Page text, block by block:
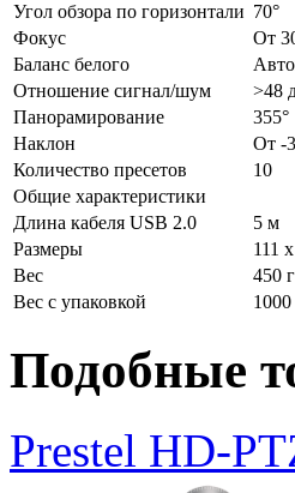
Угол обзора по горизонтали 70°
Фокус
От
Баланс белого
Отношение сигнал/шум
>48
Панорамирование
355°
Наклон
От -
Количество пресетов
10
Общие характеристики
Длина кабеля USB 2.0
5 м
Размеры
111
Вес
450 г
Вес с упаковкой
1000
Подобные
Prestel HD-